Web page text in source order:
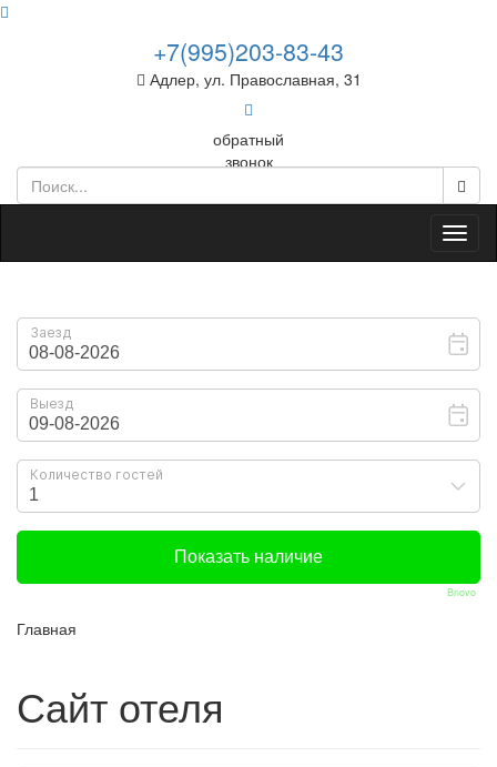
+7(995)203-83-43
Адлер, ул. Православная, 31
обратный
звонок
Bnovo
Главная
Сайт отеля